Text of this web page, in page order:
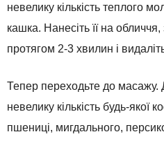
невелику кількість теплого
кашка. Нанесіть її на
протягом 2-3 хвилин і
Тепер переходьте до масажу.
невелику кількість будь-якої
пшениці, мигдального,